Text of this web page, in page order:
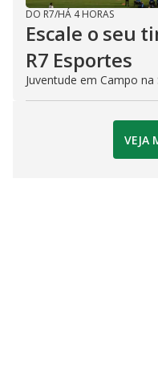
DO R7/HÁ 4 HORAS
Escale o seu
R7 Esportes
Juventude em Campo na
VEJA